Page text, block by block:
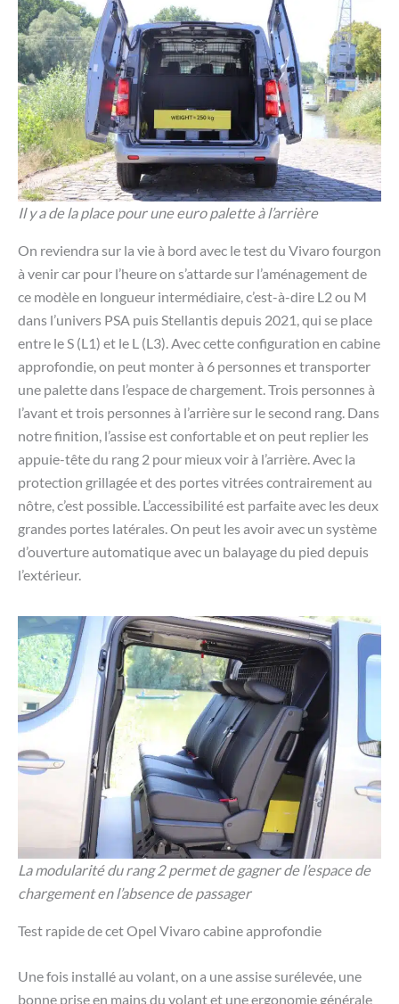
Il y a de la place pour une euro palette à l’arrière
On reviendra sur la vie à bord avec le test du Vivaro fourgon
à venir car pour l’heure on s’attarde sur l’aménagement de
ce modèle en longueur intermédiaire, c’est-à-dire L2 ou M
dans l’univers PSA puis Stellantis depuis 2021, qui se place
entre le S (L1) et le L (L3). Avec cette configuration en cabine
approfondie, on peut monter à 6 personnes et transporter
une palette dans l’espace de chargement. Trois personnes à
l’avant et trois personnes à l’arrière sur le second rang. Dans
notre finition, l’assise est confortable et on peut replier les
appuie-tête du rang 2 pour mieux voir à l’arrière. Avec la
protection grillagée et des portes vitrées contrairement au
nôtre, c’est possible. L’accessibilité est parfaite avec les deux
grandes portes latérales. On peut les avoir avec un système
d’ouverture automatique avec un balayage du pied depuis
l’extérieur.
La modularité du rang 2 permet de gagner de l’espace de
chargement en l’absence de passager
Test rapide de cet Opel Vivaro cabine approfondie
Une fois installé au volant, on a une assise surélevée, une
bonne prise en mains du volant et une ergonomie générale